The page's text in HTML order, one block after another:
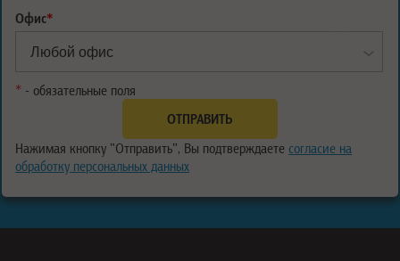
Офис*
* - обязательные поля
Нажимая кнопку "Отправить", Вы подтверждаете согласие на
обработку персональных данных